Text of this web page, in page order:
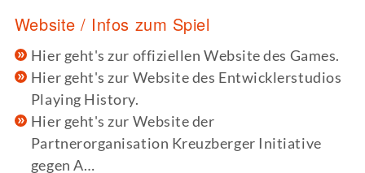
Website / Infos zum Spiel
Hier geht's zur offiziellen Website des Games.
Hier geht's zur Website des Entwicklerstudios
Playing History.
Hier geht's zur Website der
Partnerorganisation Kreuzberger Initiative
gegen A…